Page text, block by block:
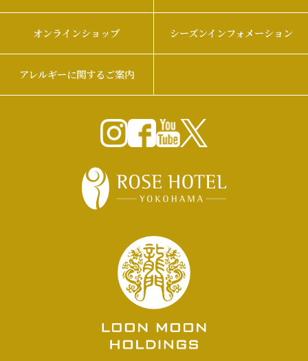
オンラインショップ シーズンインフォメーション
アレルギーに関するご案内